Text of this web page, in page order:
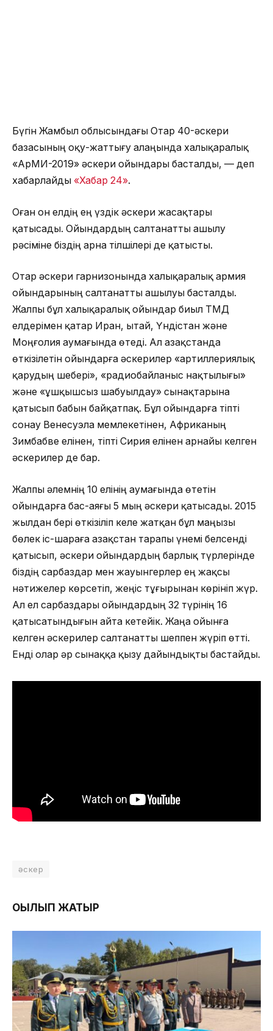
Бүгін Жамбыл облысындағы Отар 40-әскери
базасының оқу-жаттығу алаңында халықаралық
«АрМИ-2019» әскери ойындары басталды, — деп
хабарлайды «Хабар 24».
Оған он елдің ең үздік әскери жасақтары
қатысады. Ойындардың салтанатты ашылу
рәсіміне біздің арна тілшілері де қатысты.
Отар әскери гарнизонында халықаралық армия
ойындарының салтанатты ашылуы басталды.
Жалпы бұл халықаралық ойындар биыл ТМД
елдерімен қатар Иран, Қытай, Үндістан және
Моңғолия аумағында өтеді. Ал Қазақстанда
өткізілетін ойындарға әскерилер «артиллериялық
қарудың шебері», «радиобайланыс нақтылығы»
және «ұшқышсыз шабуылдау» сынақтарына
қатысып бабын байқатпақ. Бұл ойындарға тіпті
сонау Венесуэла мемлекетінен, Африканың
Зимбабве елінен, тіпті Сирия елінен арнайы келген
әскерилер де бар.
Жалпы әлемнің 10 елінің аумағында өтетін
ойындарға бас-аяғы 5 мың әскери қатысады. 2015
жылдан бері өткізіліп келе жатқан бұл маңызы
бөлек іс-шараға Қазақстан тарапы үнемі белсенді
қатысып, әскери ойындардың барлық түрлерінде
біздің сарбаздар мен жауынгерлер ең жақсы
нәтижелер көрсетіп, жеңіс тұғырынан көрініп жүр.
Ал ел сарбаздары ойындардың 32 түрінің 16
қатысатындығын айта кетейік. Жаңа ойынға
келген әскерилер салтанатты шеппен жүріп өтті.
Енді олар әр сынаққа қызу дайындықты бастайды.
әскер
ОҚЫЛЫП ЖАТЫР